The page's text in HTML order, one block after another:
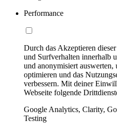
Performance
Durch das Akzeptieren
und Surfverhalten innerhalb
und anonymisiert auswerten,
optimieren und das
verbessern. Mit deiner
Webseite folgende
Google Analytics, Clarity,
Testing